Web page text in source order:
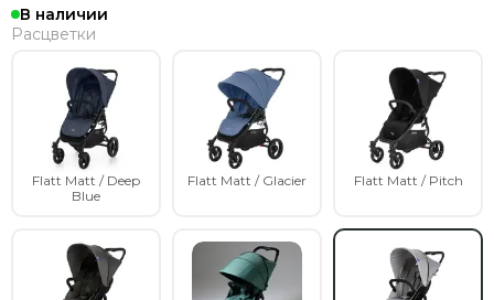
В наличии
Расцветки
Flatt Matt / Deep
Blue
Flatt Matt / Glacier Flatt Matt / Pitch